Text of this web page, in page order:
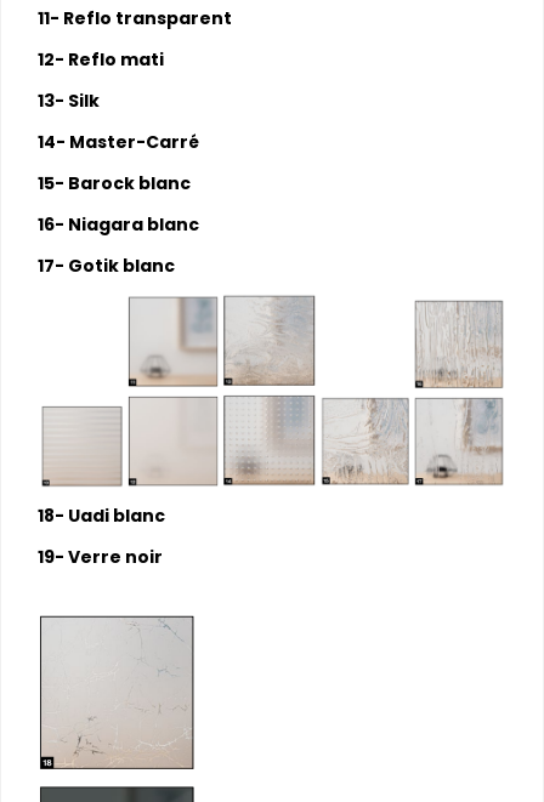
11- Reflo transparent
12- Reflo mati
13- Silk
14- Master-Carré
15- Barock blanc
16- Niagara blanc
17- Gotik blanc
18- Uadi blanc
19- Verre noir